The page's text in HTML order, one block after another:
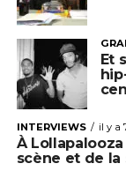
Et
INTERVIEWS il y a
À
scène et de la